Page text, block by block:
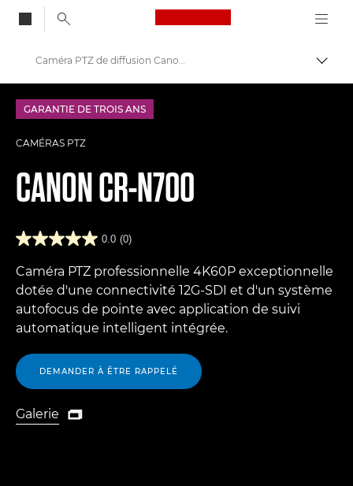
Canon Logo, back
Caméra PTZ de diffusion Canon CR-N700
GARANTIE DE TROIS ANS
CAMÉRAS PTZ
CANONCR-N700
0.0 (0)
Caméra PTZ professionnelle 4K60P exceptionnelle
dotée d'une connectivité 12G-SDI et d'un système
autofocus de pointe avec application de suivi
automatique intelligent intégrée.
DEMANDER À ÊTRE RAPPELÉ
Galerie
Galerie
